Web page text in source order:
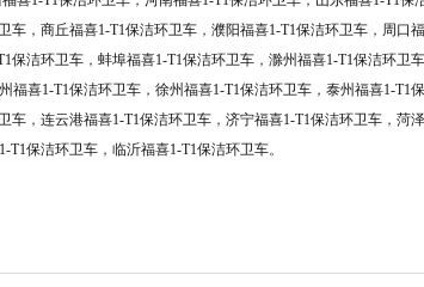
车 ， 商丘福喜1-T1保洁环卫车 ， 濮阳福喜1-T1保洁环卫车 ， 周口
保洁环卫车 ， 蚌埠福喜1-T1保洁环卫车 ， 滁州福喜1-T1保洁环卫车
福喜1-T1保洁环卫车 ， 徐州福喜1-T1保洁环卫车 ， 泰州福喜1-T1
车 ， 连云港福喜1-T1保洁环卫车 ， 济宁福喜1-T1保洁环卫车 ， 菏
T1保洁环卫车 ， 临沂福喜1-T1保洁环卫车。